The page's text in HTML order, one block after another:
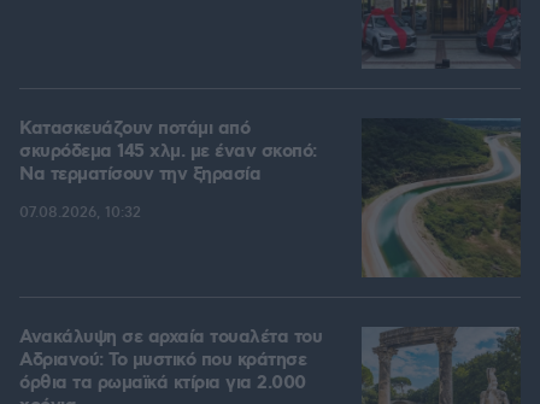
Κατασκευάζουν ποτάμι από
σκυρόδεμα 145 χλμ. με έναν σκοπό:
Να τερματίσουν την ξηρασία
07.08.2026, 10:32
Ανακάλυψη σε αρχαία τουαλέτα του
Αδριανού: Το μυστικό που κράτησε
όρθια τα ρωμαϊκά κτίρια για 2.000